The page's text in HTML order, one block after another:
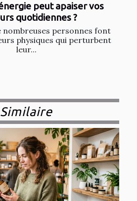
peut apaiser vos
quotidiennes ?
nombreuses personnes font
physiques qui perturbent
leur...
Similaire